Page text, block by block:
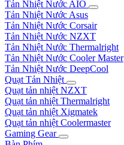
Tản Nhiệt Nước AIO
Tản Nhiệt Nước Asus
Tản Nhiệt Nước Corsair
Tản Nhiệt Nước NZXT
Tản Nhiệt Nước Thermalright
Tản Nhiệt Nước Cooler Master
Tản Nhiệt Nước DeepCool
Quạt Tản Nhiệt
Quạt tản nhiệt NZXT
Quạt tản nhiệt Thermalright
Quạt tản nhiệt Xigmatek
Quạt tản nhiệt Coolermaster
Gaming Gear